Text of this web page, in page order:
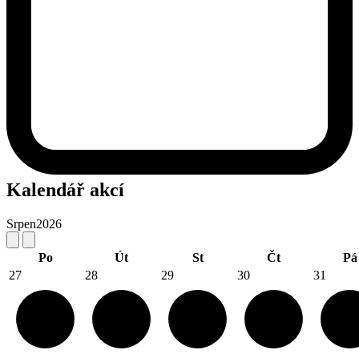
Kalendář akcí
Srpen2026
Po Út St Čt
Pá
27
28 29 30 31